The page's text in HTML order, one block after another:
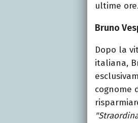
ultime ore.
Bruno
Dopo la
italiana,
cognome